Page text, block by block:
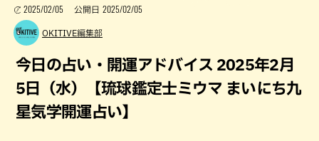
2025/02/05 公開日 2025/02/05
OKITIVE編集部
今日の占い・開運アドバイス 2025年2月
5日（水）【琉球鑑定士ミウマ まいにち九
星気学開運占い】